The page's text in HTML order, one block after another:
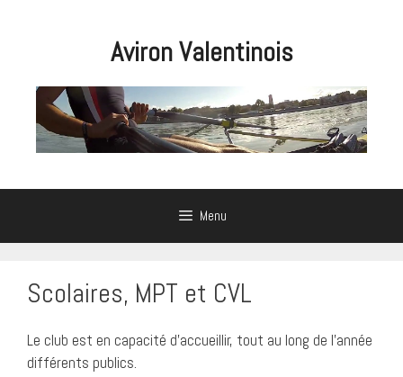
Aviron Valentinois
Menu
Scolaires, MPT et CVL
Le club est en capacité d’accueillir, tout au long de l’année
différents publics.